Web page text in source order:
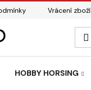
Vrácení zboží
HOBBY HORSING